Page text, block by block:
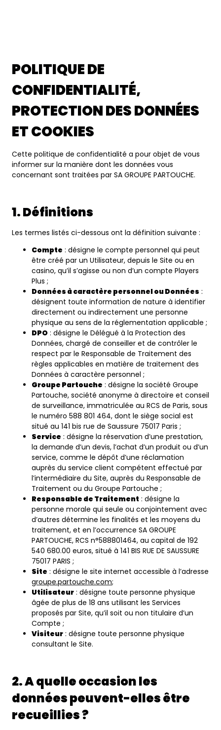
POLITIQUE DE
CONFIDENTIALITÉ,
PROTECTION DES DONNÉES
ET COOKIES
Cette politique de confidentialité a pour objet de vous
informer sur la manière dont les données vous
concernant sont traitées par SA GROUPE PARTOUCHE.
1. Définitions
Les termes listés ci-dessous ont la définition suivante :
Compte : désigne le compte personnel qui peut
être créé par un Utilisateur, depuis le Site ou en
casino, qu’il s’agisse ou non d’un compte Players
Plus ;
Données à caractère personnel ou Données :
désignent toute information de nature à identifier
directement ou indirectement une personne
physique au sens de la réglementation applicable ;
DPO : désigne le Délégué à la Protection des
Données, chargé de conseiller et de contrôler le
respect par le Responsable de Traitement des
règles applicables en matière de traitement des
Données à caractère personnel ;
Groupe Partouche : désigne la société Groupe
Partouche, société anonyme à directoire et conseil
de surveillance, immatriculée au RCS de Paris, sous
le numéro 588 801 464, dont le siège social est
situé au 141 bis rue de Saussure 75017 Paris ;
Service : désigne la réservation d’une prestation,
la demande d’un devis, l’achat d’un produit ou d’un
service, comme le dépôt d’une réclamation
auprès du service client compétent effectué par
l’intermédiaire du Site, auprès du Responsable de
Traitement ou du Groupe Partouche ;
Responsable de Traitement : désigne la
personne morale qui seule ou conjointement avec
d’autres détermine les finalités et les moyens du
traitement, et en l’occurrence SA GROUPE
PARTOUCHE, RCS n°588801464, au capital de 192
540 680.00 euros, situé à 141 BIS RUE DE SAUSSURE
75017 PARIS ;
Site : désigne le site internet accessible à l’adresse
groupe.partouche.com;
Utilisateur : désigne toute personne physique
âgée de plus de 18 ans utilisant les Services
proposés par Site, qu’il soit ou non titulaire d’un
Compte ;
Visiteur : désigne toute personne physique
consultant le Site.
2. A quelle occasion les
données peuvent-elles être
recueillies ?